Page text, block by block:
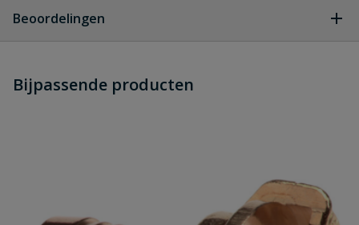
dit product?
Beoordelingen
Schrijf zelf een beoordeling
Bijpassende producten